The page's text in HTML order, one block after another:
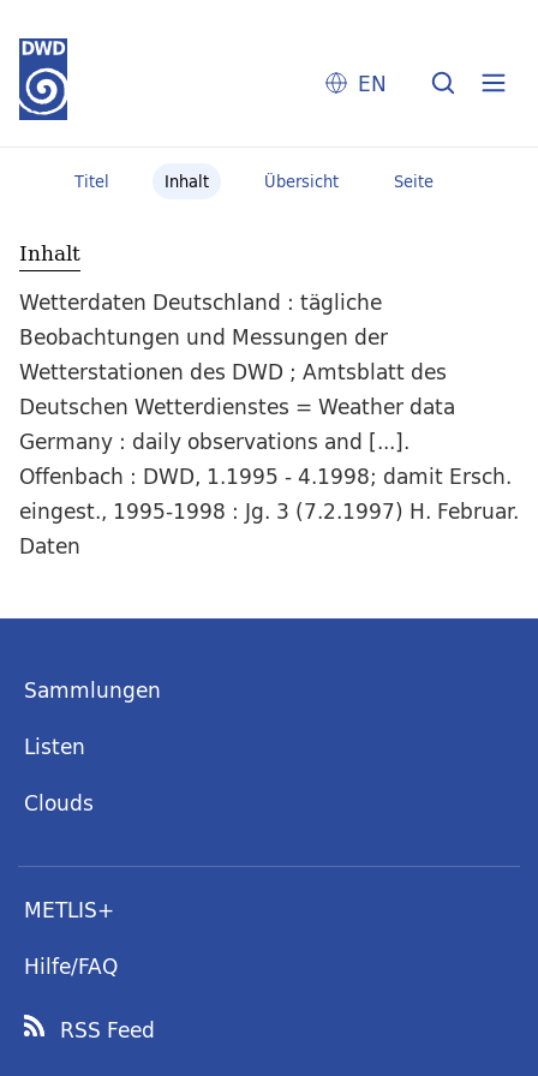
EN
Titel Inhalt Übersicht Seite
Inhalt
Wetterdaten Deutschland : tägliche
Beobachtungen und Messungen der
Wetterstationen des DWD ; Amtsblatt des
Deutschen Wetterdienstes = Weather data
Germany : daily observations and [...].
Offenbach : DWD, 1.1995 - 4.1998; damit Ersch.
eingest., 1995-1998 : Jg. 3 (7.2.1997) H. Februar.
Daten
Sammlungen
Listen
Clouds
METLIS+
Hilfe/FAQ
RSS Feed